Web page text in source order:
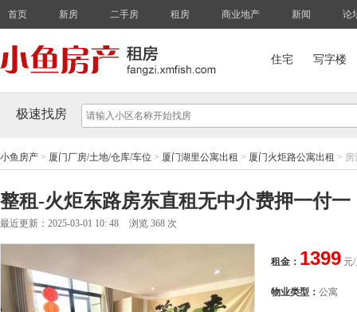
首页 新房 二手房 租房 商业地产 新闻 论
住宅 写字楼
极速找房
小鱼房产 > 厦门厂房/土地/仓库/车位 > 厦门湖里公寓出租 > 厦门火炬路公寓出租 > 房
整租-火炬东路房东直租无中介费押一付一
最近更新：2025-03-01 10: 48 浏览 368 次
租金： 1399 元
物业类型： 公寓